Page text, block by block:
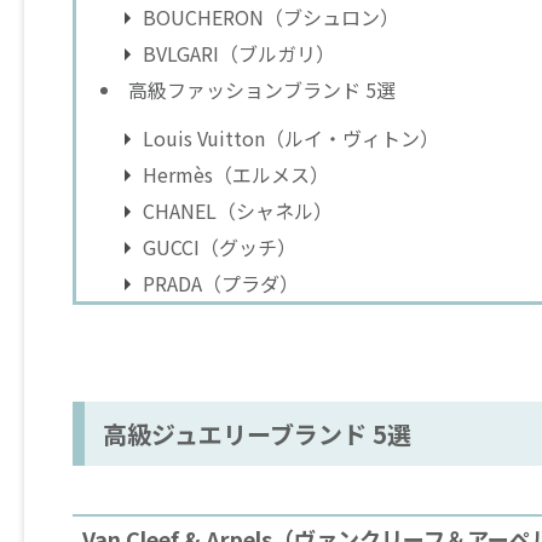
BOUCHERON（ブシュロン）
BVLGARI（ブルガリ）
高級ファッションブランド 5選
Louis Vuitton（ルイ・ヴィトン）
Hermès（エルメス）
CHANEL（シャネル）
GUCCI（グッチ）
PRADA（プラダ）
高級ジュエリーブランド 5選